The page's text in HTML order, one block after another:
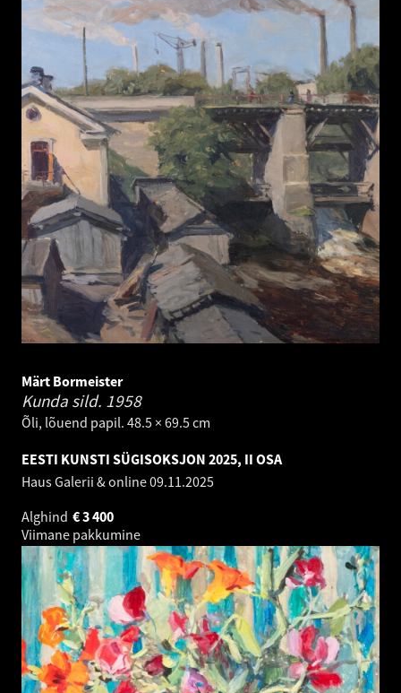
Märt Bormeister
Kunda sild. 1958
Õli, lõuend papil. 48.5 × 69.5 cm
EESTI KUNSTI SÜGISOKSJON 2025, II OSA
Haus Galerii & online09.11.2025
Alghind
3 400
€
Viimane pakkumine